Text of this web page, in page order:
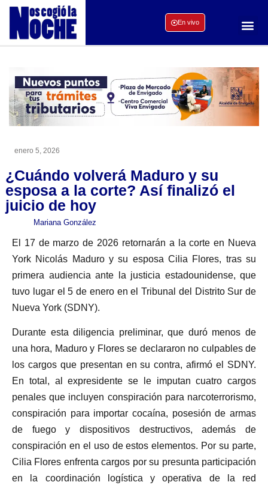
En vivo
enero 5, 2026
¿Cuándo volverá Maduro y su
esposa a la corte? Así finalizó el
juicio de hoy
Mariana González
El 17 de marzo de 2026 retornarán a la corte en Nueva
York Nicolás Maduro y su esposa Cilia Flores, tras su
primera audiencia ante la justicia estadounidense, que
tuvo lugar el 5 de enero en el Tribunal del Distrito Sur de
Nueva York (SDNY).
Durante esta diligencia preliminar, que duró menos de
una hora, Maduro y Flores se declararon no culpables de
los cargos que presentan en su contra, afirmó el SDNY.
En total, al expresidente se le imputan cuatro cargos
penales que incluyen conspiración para narcoterrorismo,
conspiración para importar cocaína, posesión de armas
de fuego y dispositivos destructivos, además de
conspiración en el uso de estos elementos. Por su parte,
Cilia Flores enfrenta cargos por su presunta participación
en la coordinación logística y operativa de la red